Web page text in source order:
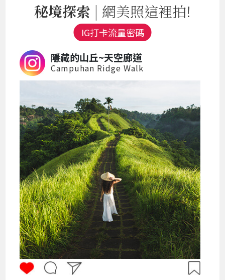
秘境探索 | 網美照這裡拍!
IG打卡流量密碼
隱藏的山丘~天空廊道
Campuhan Ridge Walk